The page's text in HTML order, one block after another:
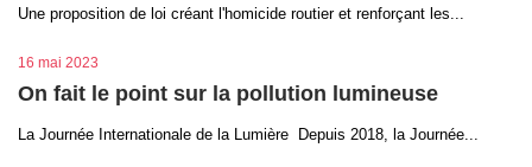
Une proposition de loi créant l'homicide routier et renforçant les...
16 mai 2023
On fait le point sur la pollution lumineuse
La Journée Internationale de la Lumière Depuis 2018, la Journée...